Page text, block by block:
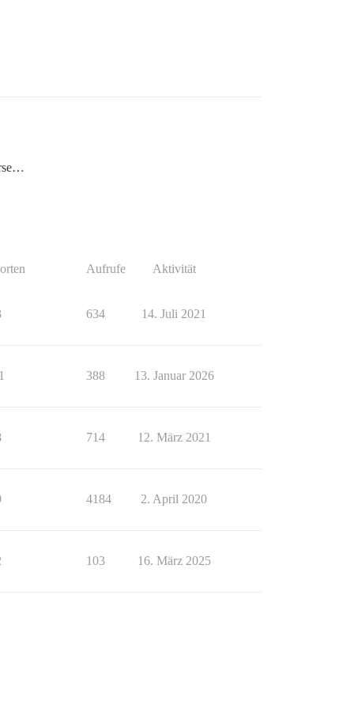
Aufrufe Aktivität
634 14. Juli 2021
388 13. Januar 2026
714 12. März 2021
4184 2. April 2020
103 16. März 2025